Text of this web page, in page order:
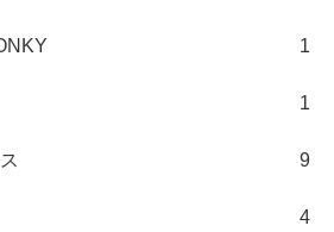
1
1
9
4